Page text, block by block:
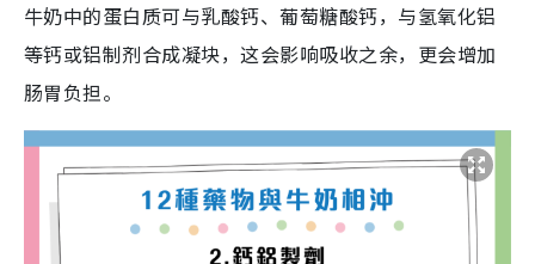
牛奶中的蛋白质可与乳酸钙、葡萄糖酸钙，与氢氧化铝
等钙或铝制剂合成凝块，这会影响吸收之余，更会增加
肠胃负担。